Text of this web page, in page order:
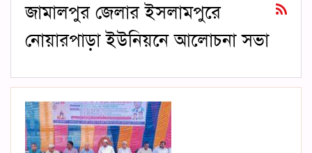
জামালপুর জেলার ইসলামপুরে
নোয়ারপাড়া ইউনিয়নে আলোচনা সভা